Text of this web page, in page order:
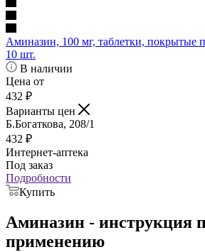
Аминазин, 100 мг, таблетки, покрытые
10 шт.
В наличии
Цена от
432 ₽
Варианты цен
Б.Богаткова, 208/1
432 ₽
Интернет-аптека
Под заказ
Подробности
Купить
Аминазин - инструкция
применению